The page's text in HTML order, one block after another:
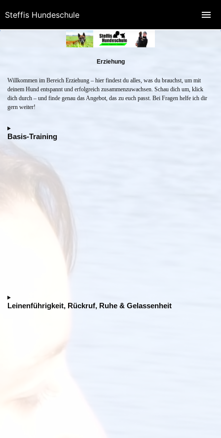
Erziehung
Willkommen im Bereich Erziehung – hier findest du alles, was du brauchst, um mit
deinem Hund entspannt und erfolgreich zusammenzuwachsen. Schau dich um, klick
dich durch – und finde genau das Angebot, das zu euch passt. Bei Fragen helfe ich dir
gern weiter!
Basis-Training
Leinenführigkeit, Rückruf, Ruhe & Gelassenheit
Steffis Hundeschule